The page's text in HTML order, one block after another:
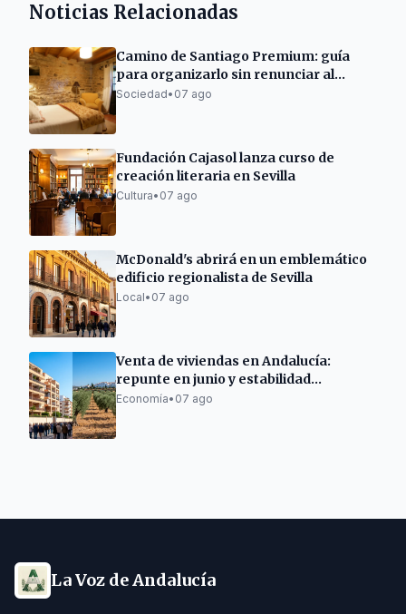
Noticias Relacionadas
Camino de Santiago Premium: guía
para organizarlo sin renunciar al
descanso
Sociedad• 07 ago
Fundación Cajasol lanza curso de
creación literaria en Sevilla
Cultura• 07 ago
McDonald's abrirá en un emblemático
edificio regionalista de Sevilla
Local• 07 ago
Venta de viviendas en Andalucía:
repunte en junio y estabilidad
semestral
Economía• 07 ago
La Voz de Andalucía